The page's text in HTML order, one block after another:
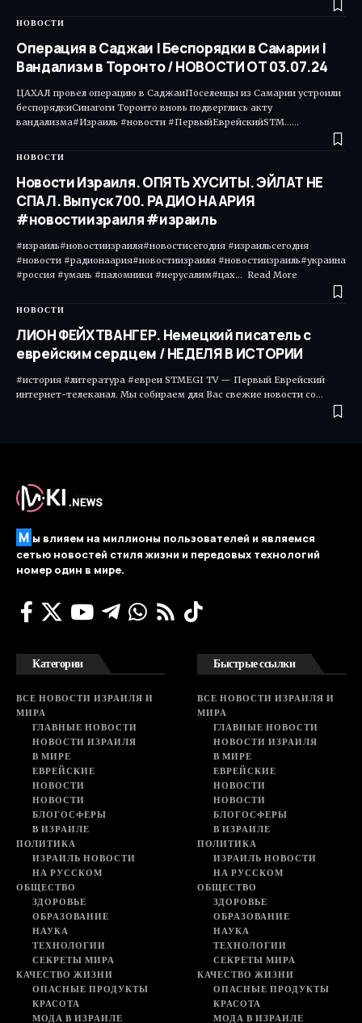
НОВОСТИ
Операция в Саджаи | Беспорядки в Самарии |
Вандализм в Торонто / НОВОСТИ ОТ 03.07.24
ЦАХАЛ провел операцию в СаджаиПоселенцы из Самарии устроили
беспорядкиСинагоги Торонто вновь подверглись акту
вандализма#Израиль #новости #ПервыйЕврейскийSTM...…
НОВОСТИ
Новости Израиля. ОПЯТЬ ХУСИТЫ. ЭЙЛАТ НЕ
СПАЛ. Выпуск 700. РАДИО НААРИЯ
#новостиизраиля #израиль
#израиль#новостиизраиля#новостисегодня #израильсегодня
#новости #радионаария#новостиизраиля #новостиизраиль#украина
#россия #умань #паломники #иерусалим#цах... Read More ​
НОВОСТИ
ЛИОН ФЕЙХТВАНГЕР. Немецкий писатель с
еврейским сердцем / НЕДЕЛЯ В ИСТОРИИ
#история #литература #евреи STMEGI TV — Первый Еврейский
интернет-телеканал. Мы собираем для Вас свежие новости со…
М ы влияем на миллионы пользователей и являемся
сетью новостей стиля жизни и передовых технологий
номер один в мире.
Категории
ВСЕ НОВОСТИ ИЗРАИЛЯ И
МИРА
ГЛАВНЫЕ НОВОСТИ
НОВОСТИ ИЗРАИЛЯ
В МИРЕ
ЕВРЕЙСКИЕ
НОВОСТИ
НОВОСТИ
БЛОГОСФЕРЫ
В ИЗРАИЛЕ
ПОЛИТИКА
ИЗРАИЛЬ НОВОСТИ
НА РУССКОМ
ОБЩЕСТВО
ЗДОРОВЬЕ
ОБРАЗОВАНИЕ
НАУКА
ТЕХНОЛОГИИ
СЕКРЕТЫ МИРА
КАЧЕСТВО ЖИЗНИ
ОПАСНЫЕ ПРОДУКТЫ
КРАСОТА
МОДА В ИЗРАИЛЕ
Быстрые ссылки
ВСЕ НОВОСТИ ИЗРАИЛЯ И
МИРА
ГЛАВНЫЕ НОВОСТИ
НОВОСТИ ИЗРАИЛЯ
В МИРЕ
ЕВРЕЙСКИЕ
НОВОСТИ
НОВОСТИ
БЛОГОСФЕРЫ
В ИЗРАИЛЕ
ПОЛИТИКА
ИЗРАИЛЬ НОВОСТИ
НА РУССКОМ
ОБЩЕСТВО
ЗДОРОВЬЕ
ОБРАЗОВАНИЕ
НАУКА
ТЕХНОЛОГИИ
СЕКРЕТЫ МИРА
КАЧЕСТВО ЖИЗНИ
ОПАСНЫЕ ПРОДУКТЫ
КРАСОТА
МОДА В ИЗРАИЛЕ